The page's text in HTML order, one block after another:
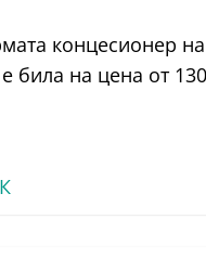
концесионер
била на цена от